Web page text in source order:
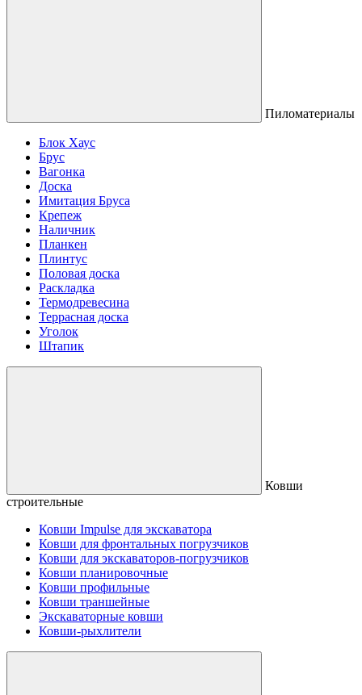
Пиломатериалы
Блок Хаус
Брус
Вагонка
Доска
Имитация Бруса
Крепеж
Наличник
Планкен
Плинтус
Половая доска
Раскладка
Термодревесина
Террасная доска
Уголок
Штапик
Ковши
строительные
Ковши Impulse для экскаватора
Ковши для фронтальных погрузчиков
Ковши для экскаваторов-погрузчиков
Ковши планировочные
Ковши профильные
Ковши траншейные
Экскаваторные ковши
Ковши-рыхлители